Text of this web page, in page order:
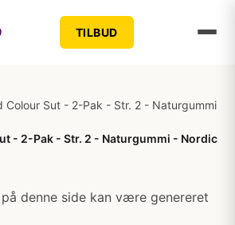
TILBUD
Colour Sut - 2-Pak - Str. 2 - Naturgummi
- 2-Pak - Str. 2 - Naturgummi - Nordic
denne side kan være genereret